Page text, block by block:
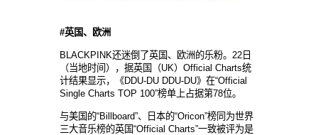
#英国、欧洲
BLACKPINK还迷倒了英国、欧洲的乐粉。22日
（当地时间），据英国（UK）Official Charts统
计结果显示，《DDU-DU DDU-DU》在“Official
Single Charts TOP 100”榜单上占据第78位。
与美国的“Billboard”、日本的“Oricon”榜同为世界
三大音乐榜的英国“Official Charts”一致被评为是